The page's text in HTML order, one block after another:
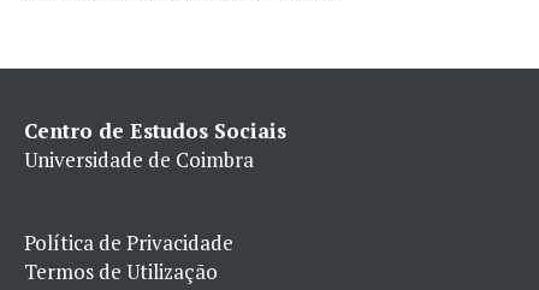
Centro de Estudos Sociais
Universidade de Coimbra
Política de Privacidade
Termos de Utilização